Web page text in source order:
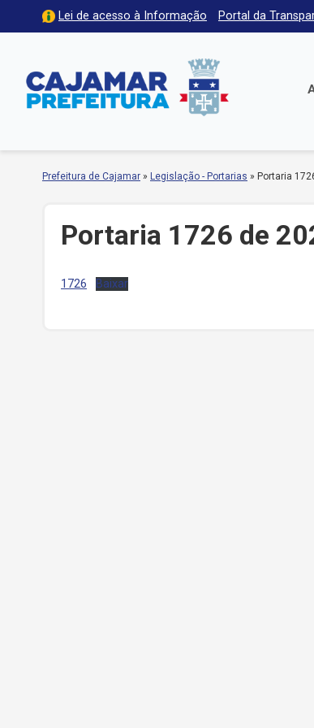
Lei de acesso à Informação Portal da
Prefeitura de Cajamar » Legislação - Portarias » Portaria
Portaria 1726 de
1726 Baixar